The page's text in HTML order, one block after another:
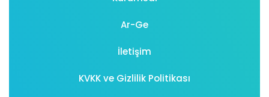
Ar-Ge
İletişim
KVKK ve Gizlilik Politikası